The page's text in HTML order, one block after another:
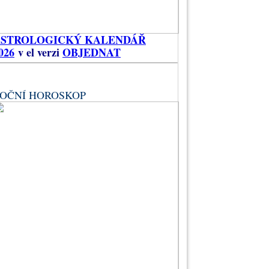
KALENDÁŘ
v el verziOBJEDNAT
HOROSKOP